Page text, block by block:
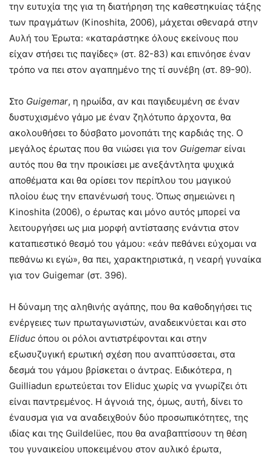
την ευτυχία της για τη διατήρηση της καθεστηκυίας τάξης
των πραγμάτων (Kinoshita, 2006), μάχεται σθεναρά στην
Αυλή του Έρωτα: «καταράστηκε όλους εκείνους που
είχαν στήσει τις παγίδες» (στ. 82-83) και επινόησε έναν
τρόπο να πει στον αγαπημένο της τί συνέβη (στ. 89-90).
Στο Guigemar, η ηρωίδα, αν και παγιδευμένη σε έναν
δυστυχισμένο γάμο με έναν ζηλότυπο άρχοντα, θα
ακολουθήσει το δύσβατο μονοπάτι της καρδιάς της. Ο
μεγάλος έρωτας που θα νιώσει για τον Guigemar είναι
αυτός που θα την προικίσει με ανεξάντλητα ψυχικά
αποθέματα και θα ορίσει τον περίπλου του μαγικού
πλοίου έως την επανένωσή τους. Όπως σημειώνει η
Kinoshita (2006), ο έρωτας και μόνο αυτός μπορεί να
λειτουργήσει ως μια μορφή αντίστασης ενάντια στον
καταπιεστικό θεσμό του γάμου: «εάν πεθάνει εύχομαι να
πεθάνω κι εγώ», θα πει, χαρακτηριστικά, η νεαρή γυναίκα
για τον Guigemar (στ. 396).
Η δύναμη της αληθινής αγάπης, που θα καθοδηγήσει τις
ενέργειες των πρωταγωνιστών, αναδεικνύεται και στο
Eliduc όπου οι ρόλοι αντιστρέφονται και στην
εξωσυζυγική ερωτική σχέση που αναπτύσσεται, στα
δεσμά του γάμου βρίσκεται ο άντρας. Ειδικότερα, η
Guilliadun ερωτεύεται τον Eliduc χωρίς να γνωρίζει ότι
είναι παντρεμένος. Η άγνοιά της, όμως, αυτή, δίνει το
έναυσμα για να αναδειχθούν δύο προσωπικότητες, της
ιδίας και της Guildelüec, που θα αναβαπτίσουν τη θέση
του γυναικείου υποκειμένου στον αυλικό έρωτα,